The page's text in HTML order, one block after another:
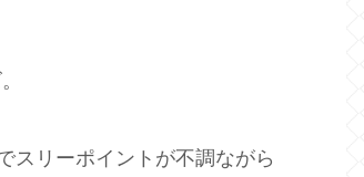
スリーポイントが不調ながら